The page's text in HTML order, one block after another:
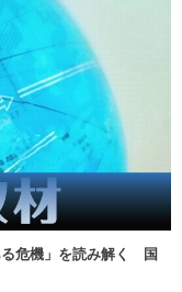
る危機」を読み解く 国